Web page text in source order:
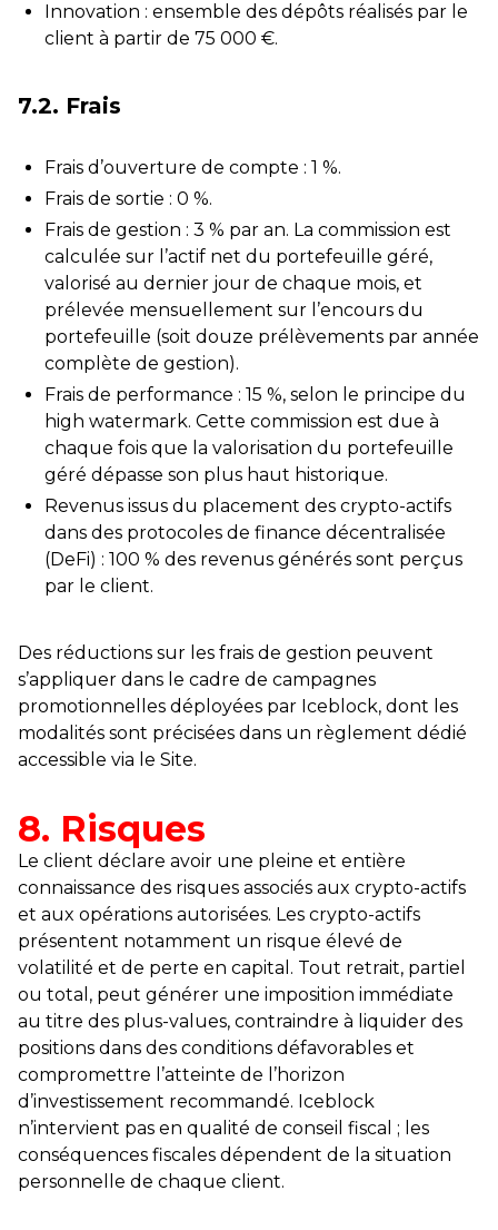
Innovation : ensemble des dépôts réalisés par le
client à partir de 75 000 €.
7.2. Frais
Frais d’ouverture de compte : 1 %.
Frais de sortie : 0 %.
Frais de gestion : 3 % par an. La commission est
calculée sur l’actif net du portefeuille géré,
valorisé au dernier jour de chaque mois, et
prélevée mensuellement sur l’encours du
portefeuille (soit douze prélèvements par année
complète de gestion).
Frais de performance : 15 %, selon le principe du
high watermark. Cette commission est due à
chaque fois que la valorisation du portefeuille
géré dépasse son plus haut historique.
Revenus issus du placement des crypto-actifs
dans des protocoles de finance décentralisée
(DeFi) : 100 % des revenus générés sont perçus
par le client.
Des réductions sur les frais de gestion peuvent
s’appliquer dans le cadre de campagnes
promotionnelles déployées par Iceblock, dont les
modalités sont précisées dans un règlement dédié
accessible via le Site.
8. Risques
Le client déclare avoir une pleine et entière
connaissance des risques associés aux crypto-actifs
et aux opérations autorisées. Les crypto-actifs
présentent notamment un risque élevé de
volatilité et de perte en capital. Tout retrait, partiel
ou total, peut générer une imposition immédiate
au titre des plus-values, contraindre à liquider des
positions dans des conditions défavorables et
compromettre l’atteinte de l’horizon
d’investissement recommandé. Iceblock
n’intervient pas en qualité de conseil fiscal ; les
conséquences fiscales dépendent de la situation
personnelle de chaque client.